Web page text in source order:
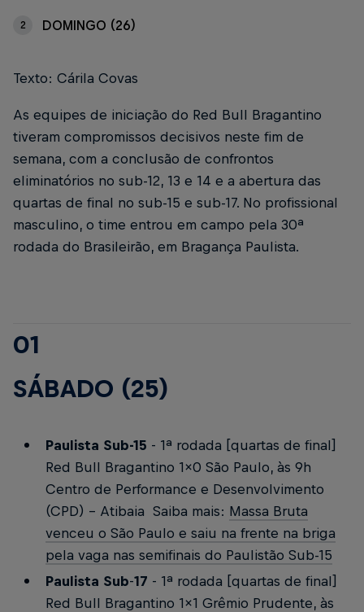
2 DOMINGO (26)
Texto: Cárila Covas
As equipes de iniciação do Red Bull Bragantino
tiveram compromissos decisivos neste fim de
semana, com a conclusão de confrontos
eliminatórios no sub-12, 13 e 14 e a abertura das
quartas de final no sub-15 e sub-17. No profissional
masculino, o time entrou em campo pela 30ª
rodada do Brasileirão, em Bragança Paulista.
01
SÁBADO (25)
Paulista Sub-15 - 1ª rodada [quartas de final]
Red Bull Bragantino 1x0 São Paulo, às 9h
Centro de Performance e Desenvolvimento
(CPD) - Atibaia Saiba mais: Massa Bruta
venceu o São Paulo e saiu na frente na briga
pela vaga nas semifinais do Paulistão Sub-15
Paulista Sub-17 - 1ª rodada [quartas de final]
Red Bull Bragantino 1x1 Grêmio Prudente, às